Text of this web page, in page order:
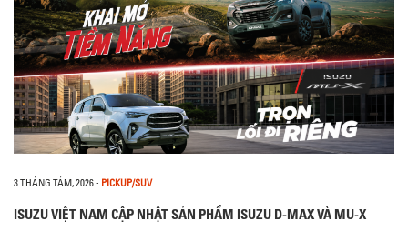
3 THÁNG TÁM, 2026- PICKUP/SUV
ISUZU VIỆT NAM CẬP NHẬT SẢN PHẨM ISUZU D-MAX VÀ MU-X